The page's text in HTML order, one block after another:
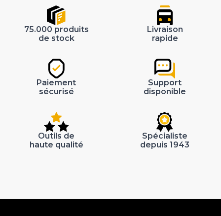
75.000 produits
de stock
Livraison
rapide
Paiement
sécurisé
Support
disponible
Outils de
haute qualité
Spécialiste
depuis 1943